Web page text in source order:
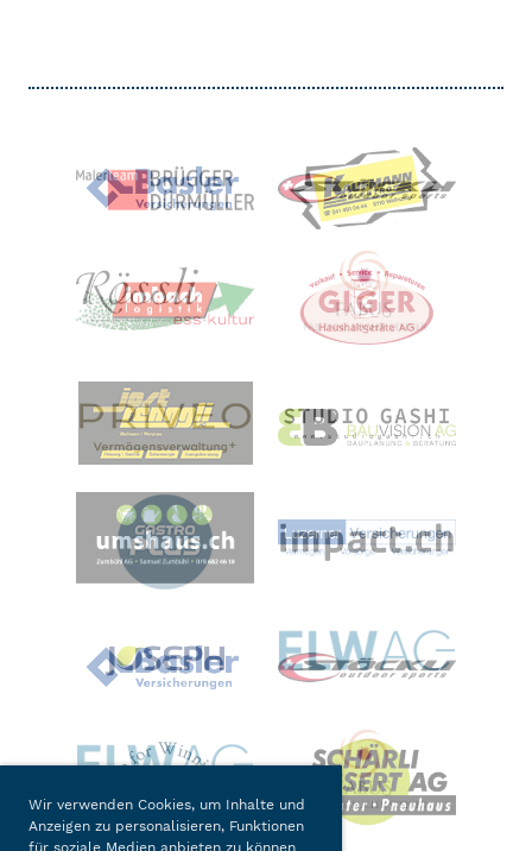
Wir verwenden Cookies, um Inhalte und
Anzeigen zu personalisieren, Funktionen
für soziale Medien anbieten zu können